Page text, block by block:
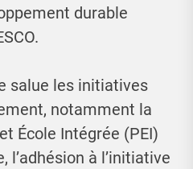
durable
salue les initiatives
notamment la
École Intégrée (PEI)
l’adhésion à l’initiative